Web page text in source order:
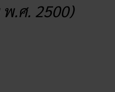
.ศ. 2500)